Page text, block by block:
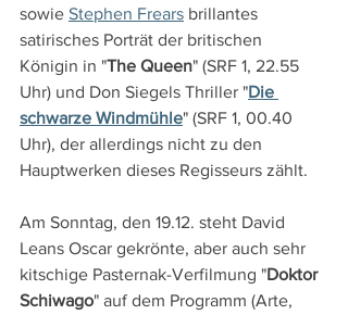
sowie Stephen Frears brillantes
satirisches Porträt der britischen
Königin in "The Queen" (SRF 1, 22.55
Uhr) und Don Siegels Thriller "Die
schwarze Windmühle" (SRF 1, 00.40
Uhr), der allerdings nicht zu den
Hauptwerken dieses Regisseurs zählt.
Am Sonntag, den 19.12. steht David
Leans Oscar gekrönte, aber auch sehr
kitschige Pasternak-Verfilmung "Doktor
Schiwago" auf dem Programm (Arte,